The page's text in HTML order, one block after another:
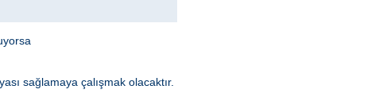
sağlamaya çalışmak olacaktır.